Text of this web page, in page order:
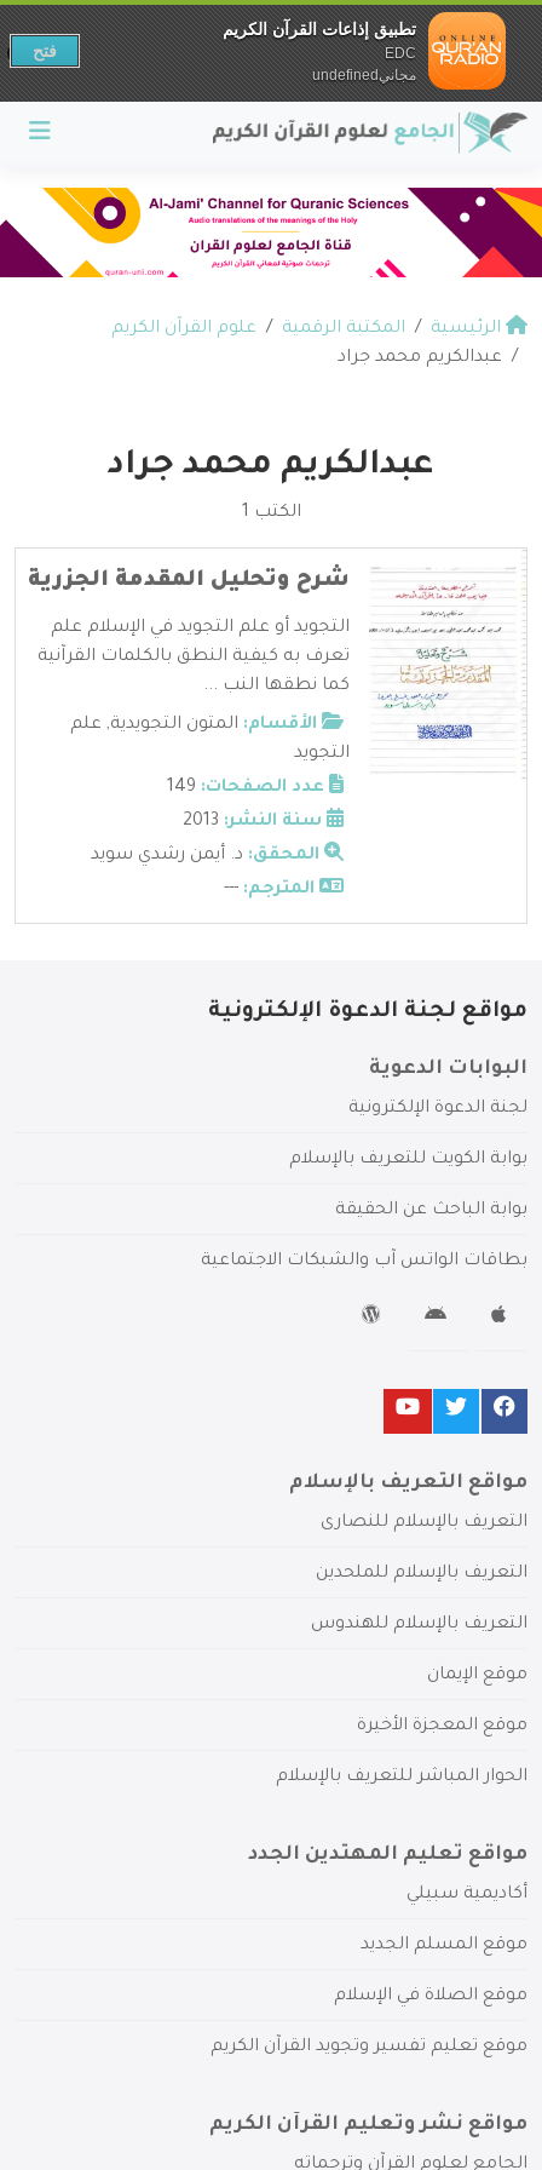
الرئيسية المكتبة الرقمية
علوم القرآن الكريم
عبدالكريم محمد جراد
عبدالكريم محمد جراد
الكتب 1
شرح وتحليل المقدمة الجزرية
التجويد أو علم التجويد في الإسلام علم
تعرف به كيفية النطق بالكلمات القرآنية
كما نطقها النب ...
الأقسام: المتون التجويدية, علم
التجويد
عدد الصفحات:
سنة النشر:
المحقق: د. أيمن رشدي سويد
المترجم: ---
مواقع لجنة الدعوة الإلكترونية
البوابات الدعوية
لجنة الدعوة الإلكترونية
بوابة الكويت للتعريف بالإسلام
بوابة الباحث عن الحقيقة
بطاقات الواتس آب والشبكات الاجتماعية
مواقع التعريف بالإسلام
التعريف بالإسلام للنصارى
التعريف بالإسلام للملحدين
التعريف بالإسلام للهندوس
موقع الإيمان
موقع المعجزة الأخيرة
الحوار المباشر للتعريف بالإسلام
مواقع تعليم المهتدين الجدد
أكاديمية سبيلي
موقع المسلم الجديد
موقع الصلاة في الإسلام
موقع تعليم تفسير وتجويد القرآن الكريم
مواقع نشر وتعليم القرآن الكريم
الجامع لعلوم القرآن وترجماته
تطبيق إذاعات القرآن الكريم
EDC
مجانيundefined
فتح